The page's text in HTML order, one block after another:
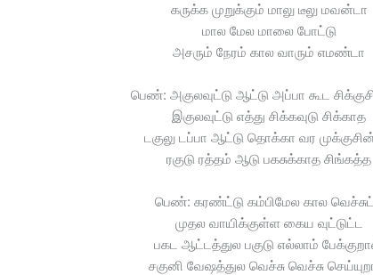
கருக்க முறுக்கும் மாலு டீலு மவன்டா
மால மேல மாலை போட்டு
அசரும் நேரம் கால வாரும் எமண்டா
பெண்: அகுலவுட்டு ஆட்டு அப்பா கூட
இகுலவுட்டு எத்து சிக்கவுடு சிக்காத
டகுலு டப்பா ஆட்டு தொக்கா வர
ரகுடு ரத்தம் ஆடு பகசுக்காத சிங்கத்த
பெண்: கரண்ட்டு கம்பிமேல கால
முதல வாயிக்குள்ள கைய வுட்டுட்ட
பகட ஆட்டத்துல பகுடு எல்லாம்
சகுனி வேஷத்துல வெச்சு வெச்சு